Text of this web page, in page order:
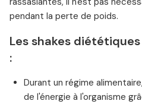
pendant la perte de poids.
Les shakes
:
Durant un régime
de l'énergie à l'organisme